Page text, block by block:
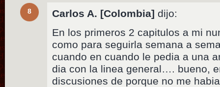
8 Carlos A. [Colombia] dijo:
En los primeros 2 capitulos a mi
como para seguirla semana a
cuando en cuando le pedia a una
dia con la linea general…. bueno,
discusiones de porque no me